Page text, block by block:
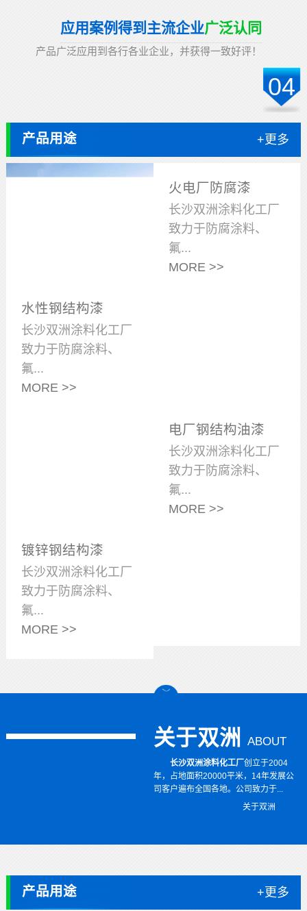
应用案例得到主流企业广泛认同
产品广泛应用到各行各业企业，并获得一致好评！
04
产品用途 +更多
火电厂防腐漆
长沙双洲涂料化工厂
致力于防腐涂料、
氟...
MORE >>
水性钢结构漆
长沙双洲涂料化工厂
致力于防腐涂料、
氟...
MORE >>
电厂钢结构油漆
长沙双洲涂料化工厂
致力于防腐涂料、
氟...
MORE >>
镀锌钢结构漆
长沙双洲涂料化工厂
致力于防腐涂料、
氟...
MORE >>
关于双洲 ABOUT
长沙双洲涂料化工厂 创立于2004
年，占地面积20000平米，14年发展公
司客户遍布全国各地。公司致力于...
关于双洲
产品用途 +更多